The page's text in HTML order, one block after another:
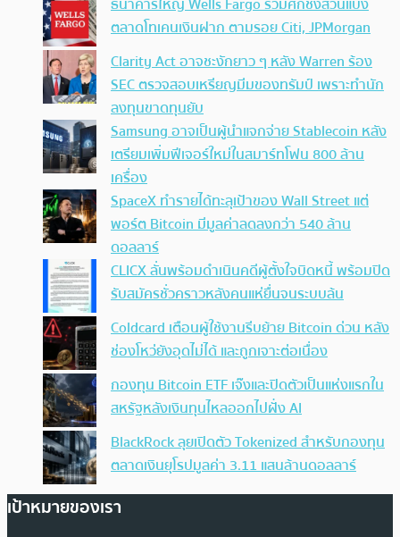
ตลาดโทเคนเงินฝาก ตามรอย Citi, JPMorgan
Clarity Act อาจชะงักยาว ๆ หลัง Warren ร้อง
SEC ตรวจสอบเหรียญมีมของทรัมป์ เพราะทำนัก
ลงทุนขาดทุนยับ
Samsung อาจเป็นผู้นำแจกจ่าย Stablecoin หลัง
เตรียมเพิ่มฟีเจอร์ใหม่ในสมาร์ทโฟน 800 ล้าน
เครื่อง
SpaceX ทำรายได้ทะลุเป้าของ Wall Street แต่
พอร์ต Bitcoin มีมูลค่าลดลงกว่า 540 ล้าน
ดอลลาร์
CLICX ลั่นพร้อมดำเนินคดีผู้ตั้งใจบิดหนี้ พร้อมปิด
รับสมัครชั่วคราวหลังคนแห่ยื่นจนระบบล้น
Coldcard เตือนผู้ใช้งานรีบย้าย Bitcoin ด่วน หลัง
ช่องโหว่ยังอุดไม่ได้ และถูกเจาะต่อเนื่อง
กองทุน Bitcoin ETF เจ๊งและปิดตัวเป็นแห่งแรกใน
สหรัฐหลังเงินทุนไหลออกไปฝั่ง AI
BlackRock ลุยเปิดตัว Tokenized สำหรับกองทุน
ตลาดเงินยุโรปมูลค่า 3.11 แสนล้านดอลลาร์
เป้าหมายของเรา